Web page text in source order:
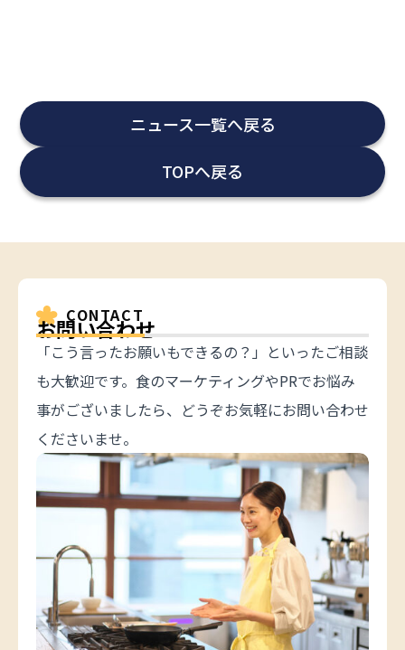
ニュース一覧へ戻る
TOPへ戻る
CONTACT
お問い合わせ
「こう言ったお願いもできるの？」といったご相談
も大歓迎です。食のマーケティングやPRでお悩み
事がございましたら、どうぞお気軽にお問い合わせ
くださいませ。